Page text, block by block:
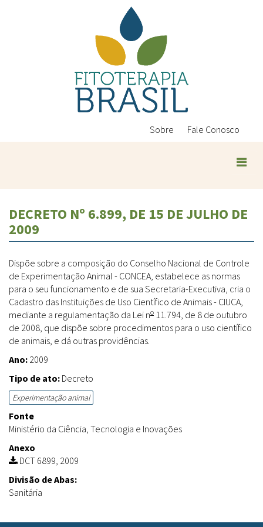
Sobre Fale Conosco
DECRETO Nº 6.899, DE 15 DE JULHO DE
2009
Dispõe sobre a composição do Conselho Nacional de Controle
de Experimentação Animal - CONCEA, estabelece as normas
para o seu funcionamento e de sua Secretaria-Executiva, cria o
Cadastro das Instituições de Uso Científico de Animais - CIUCA,
mediante a regulamentação da Lei no 11.794, de 8 de outubro
de 2008, que dispõe sobre procedimentos para o uso científico
de animais, e dá outras providências.
Ano: 2009
Tipo de ato: Decreto
Experimentação animal
Fonte
Ministério da Ciência, Tecnologia e Inovações
Anexo
DCT 6899, 2009
Divisão de Abas:
Sanitária